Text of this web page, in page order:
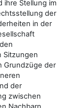
ihre Stellung im
der
in der
Sitzungen
Grundzüge der
der
zwischen